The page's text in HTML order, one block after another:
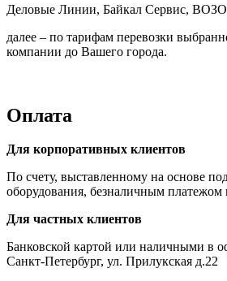
Деловые Линии, Байкал Сервис,
далее – по тарифам перевозки
компании до Вашего города.
Оплата
Для корпоративных клиентов
По счету, выставленному на основе
оборудования, безналичным платежом
Для частных клиентов
Банковской картой или наличными в
Санкт-Петербург, ул. Прилукская д.22